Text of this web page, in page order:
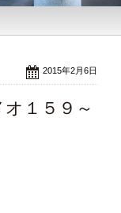
2015年2月6日
１５９～